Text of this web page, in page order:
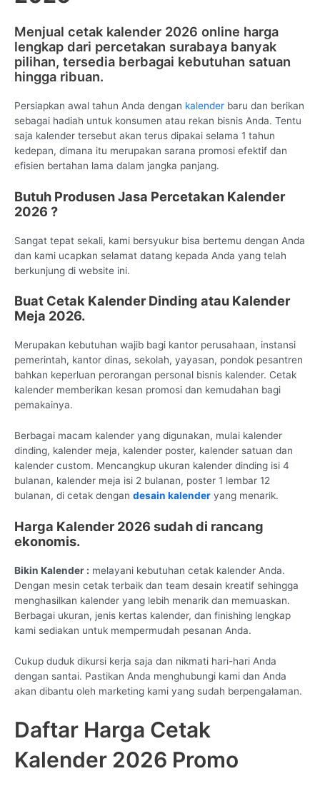
Menjual cetak kalender 2026 online harga
lengkap dari percetakan surabaya banyak
pilihan, tersedia berbagai kebutuhan satuan
hingga ribuan.
Persiapkan awal tahun Anda dengan kalender baru dan berikan
sebagai hadiah untuk konsumen atau rekan bisnis Anda. Tentu
saja kalender tersebut akan terus dipakai selama 1 tahun
kedepan, dimana itu merupakan sarana promosi efektif dan
efisien bertahan lama dalam jangka panjang.
Butuh Produsen Jasa Percetakan Kalender
2026 ?
Sangat tepat sekali, kami bersyukur bisa bertemu dengan Anda
dan kami ucapkan selamat datang kepada Anda yang telah
berkunjung di website ini.
Buat Cetak Kalender Dinding atau Kalender
Meja 2026.
Merupakan kebutuhan wajib bagi kantor perusahaan, instansi
pemerintah, kantor dinas, sekolah, yayasan, pondok pesantren
bahkan keperluan perorangan personal bisnis kalender. Cetak
kalender memberikan kesan promosi dan kemudahan bagi
pemakainya.
Berbagai macam kalender yang digunakan, mulai kalender
dinding, kalender meja, kalender poster, kalender satuan dan
kalender custom. Mencangkup ukuran kalender dinding isi 4
bulanan, kalender meja isi 2 bulanan, poster 1 lembar 12
bulanan, di cetak dengan desain kalender yang menarik.
Harga Kalender 2026 sudah di rancang
ekonomis.
Bikin Kalender : melayani kebutuhan cetak kalender Anda.
Dengan mesin cetak terbaik dan team desain kreatif sehingga
menghasilkan kalender yang lebih menarik dan memuaskan.
Berbagai ukuran, jenis kertas kalender, dan finishing lengkap
kami sediakan untuk mempermudah pesanan Anda.
Cukup duduk dikursi kerja saja dan nikmati hari-hari Anda
dengan santai. Pastikan Anda menghubungi kami dan Anda
akan dibantu oleh marketing kami yang sudah berpengalaman.
Daftar Harga Cetak
Kalender 2026 Promo